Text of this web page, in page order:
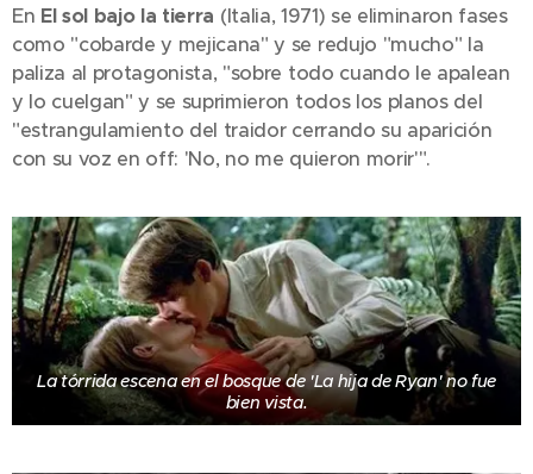
En El sol bajo la tierra (Italia, 1971) se eliminaron fases
como "cobarde y mejicana" y se redujo "mucho" la
paliza al protagonista, "sobre todo cuando le apalean
y lo cuelgan" y se suprimieron todos los planos del
"estrangulamiento del traidor cerrando su aparición
con su voz en off: 'No, no me quieron morir'".
La tórrida escena en el bosque de 'La hija de Ryan' no fue
bien vista.